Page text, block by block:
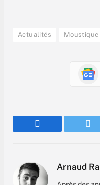
Actualités Moustique
Facebook
Arnaud